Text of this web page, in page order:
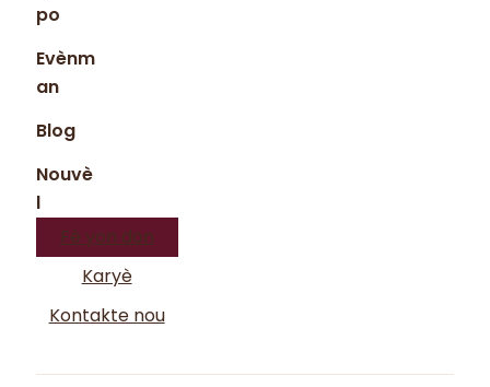
po
Evènm
an
Blog
Nouvè
l
Fè yon don
Karyè
Kontakte nou